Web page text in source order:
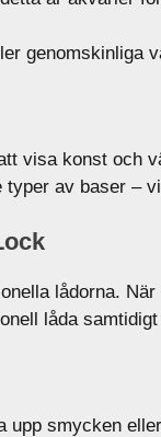
genomskinliga
visa konst och
typer av baser –
lådorna.
låda
upp smycken